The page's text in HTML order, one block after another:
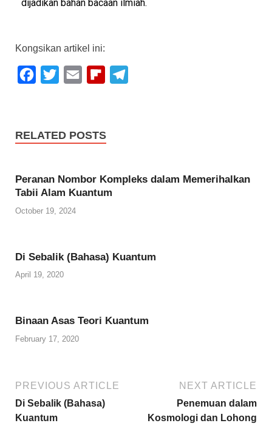
dijadikan bahan bacaan ilmiah.
Kongsikan artikel ini:
b
o
t
r
l
b
a
a
RELATED POSTS
Peranan Nombor Kompleks dalam Memerihalkan
Tabii Alam Kuantum
October 19, 2024
Di Sebalik (Bahasa) Kuantum
April 19, 2020
Binaan Asas Teori Kuantum
February 17, 2020
PREVIOUS ARTICLE
Di Sebalik (Bahasa)
Kuantum
NEXT ARTICLE
Penemuan dalam
Kosmologi dan Lohong